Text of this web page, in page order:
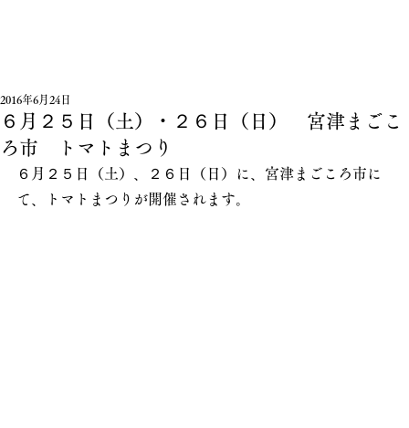
６月２５日（土）・２６日（日） 宮津まごこ
ろ市 トマトまつり
2016年6月24日
６月２５日（土）、２６日（日）に、宮津まごころ市に
て、トマトまつりが開催されます。